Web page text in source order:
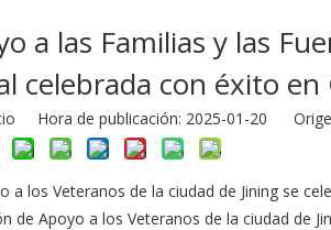
a las Familias y las
celebrada con éxito
Hora de publicación: 2025-01-20
los Veteranos de la ciudad de Jining se
de Apoyo a los Veteranos de la ciudad de